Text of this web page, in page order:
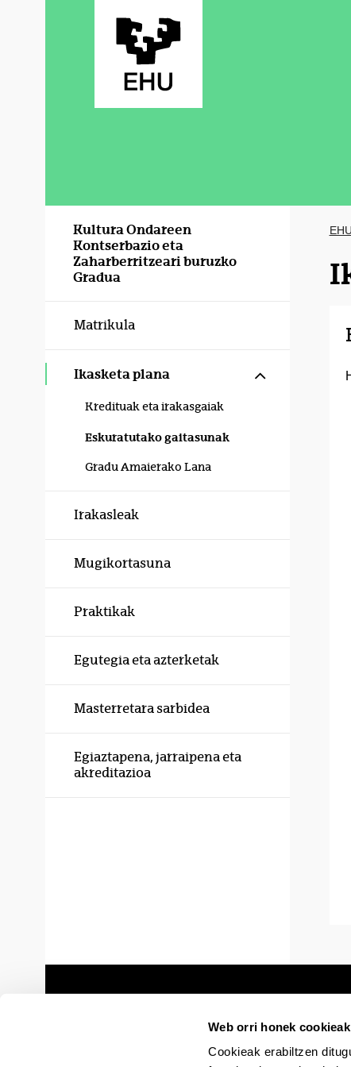
Web orri honek
Cookieak erabiltzen
Kultura Ondareen
Kontserbazio eta
Zaharberritzeari buruzko
Gradua
Matrikula
Ikasketa plana Erakutsi/
Kredituak eta irakasgaiak
Eskuratutako gaitasunak
Gradu Amaierako Lana
Irakasleak
Mugikortasuna
Praktikak
Egutegia eta azterketak
Masterretara sarbidea
Egiaztapena, jarraipena eta
akreditazioa
EHU